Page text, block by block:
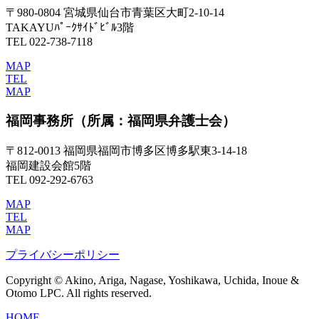
〒980-0804 宮城県仙台市青葉区大町2-10-14
TAKAYUﾊﾟｰｸｻｲﾄﾞﾋﾞﾙ3階
TEL 022-738-7118
MAP
TEL
MAP
福岡事務所 （所属：福岡県弁護士会）
〒812-0013 福岡県福岡市博多区博多駅東3-14-18
福岡建設会館5階
TEL 092-292-6763
MAP
TEL
MAP
プライバシーポリシー
Copyright © Akino, Ariga, Nagase, Yoshikawa, Uchida, Inoue &
Otomo LPC. All rights reserved.